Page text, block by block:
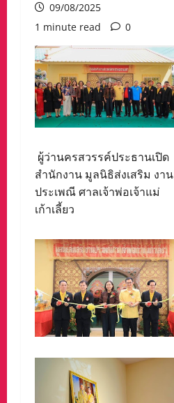
09/08/2025
1 minute read
0
ผู้ว่านครสวรรค์ประธานเปิด
สำนักงาน มูลนิธิส่งเสริม งาน
ประเพณี ศาลเจ้าพ่อเจ้าแม่
เก้าเลี้ยว